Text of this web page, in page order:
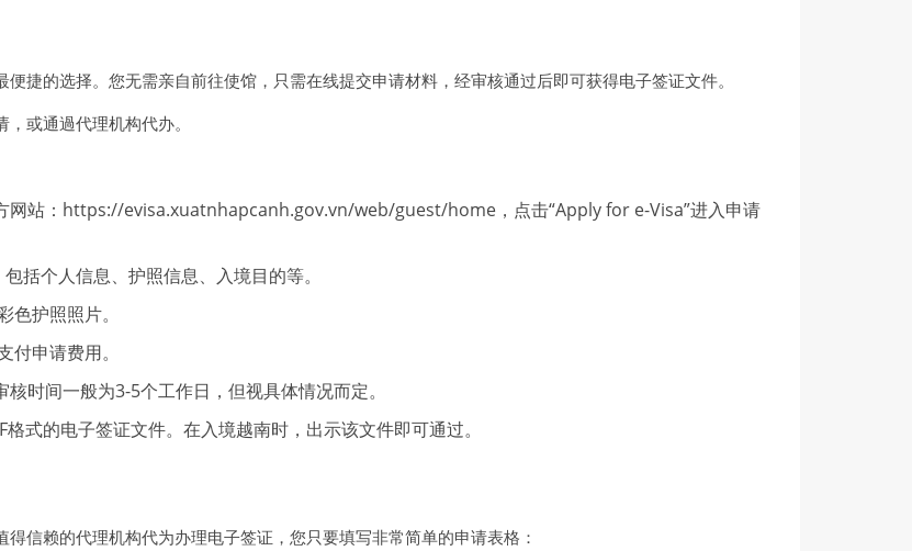
捷的选择。您无需亲自前往使馆，只需在线提交申请材料，经审核通过后即可获得电子签证文件。
或通過代理机构代办。
网站：https://evisa.xuatnhapcanh.gov.vn/web/guest/home，点击“Apply for e-Visa”进入申请
括个人信息、护照信息、入境目的等。
护照照片。
申请费用。
时间一般为3-5个工作日，但视具体情况而定。
式的电子签证文件。在入境越南时，出示该文件即可通过。
信赖的代理机构代为办理电子签证，您只要填写非常简单的申请表格：